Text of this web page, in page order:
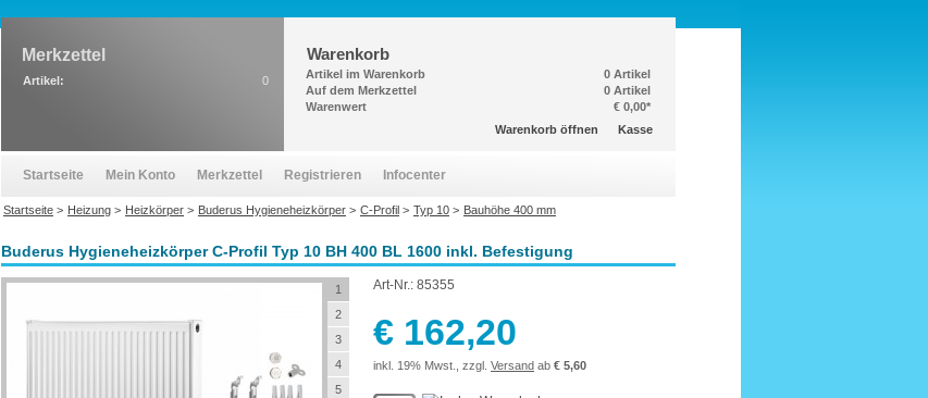
Buderus Hygieneheizkörper C-Profil Typ 10 BH 400 BL 1600 inkl. Befestigung
1
2
3
4
5
Art-Nr.: 85355
€ 162,20
inkl. 19% Mwst., zzgl. Versand ab € 5,60
Merkzettel
Artikel: 0
Warenkorb
Artikel im Warenkorb
0 Artikel
Auf dem Merkzettel
0 Artikel
Warenwert
€ 0,00*
Warenkorb öffnen
Kasse
Startseite Mein Konto Merkzettel Registrieren Infocenter
Startseite > Heizung > Heizkörper > Buderus Hygieneheizkörper > C-Profil > Typ 10 > Bauhöhe 400 mm